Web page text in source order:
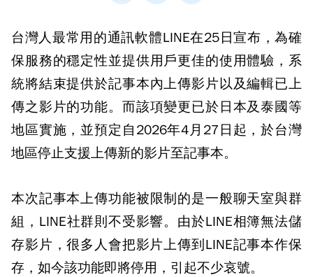
台灣人最常用的通訊軟體LINE在25日宣布，為確
保服務的穩定性並提供用戶更佳的使用體驗，系
統將結束提供於記事本內上傳影片以及編輯已上
傳之影片的功能。而該項變更已於日本及泰國等
地區實施，並預定自2026年4月27日起，於台灣
地區停止支援上傳新的影片至記事本。
本次記事本上傳功能被限制的是一般聊天室與群
組，LINE社群則不受影響。由於LINE相簿無法儲
存影片，很多人會把影片上傳到LINE記事本作保
存，如今該功能即將停用，引起不少哀號。